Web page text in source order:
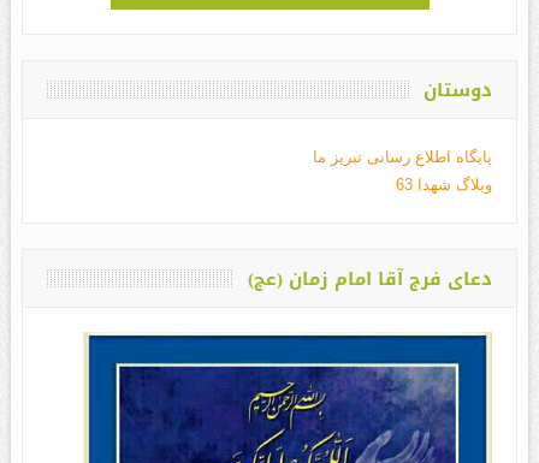
دوستان
پایگاه اطلاع رسانی تبریز ما
وبلاگ شهدا 63
دعای فرج آقا امام زمان (عج)